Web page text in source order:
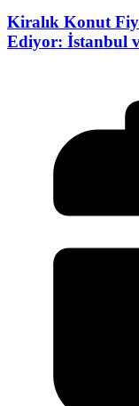
Kiralık Konut
Ediyor: İstanbul